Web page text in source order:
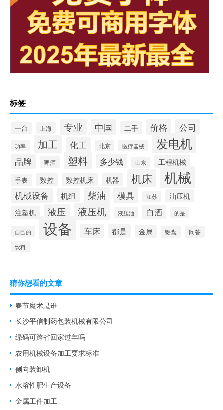
标签
一台 上海 专业 中国 二手 价格 公司
功率 加工 化工 北京 医疗器械 发电机
品牌 啤酒 塑料 多少钱 山东 工程机械
手表 数控 数控机床 机器 机床 机械
机械设备 机组 柴油 模具 江苏
油压机
注塑机
液压 液压机 液压油 白酒 的是
自己的 设备 车床 都是 金属 键盘 问答
饮料
猜你想看的文章
春节魔术是谁
长沙平信制药包装机械有限公司
绿码可跨省回家过年吗
农用机械设备加工要求标准
侧向装卸机
水溶性肥生产设备
金属工件加工